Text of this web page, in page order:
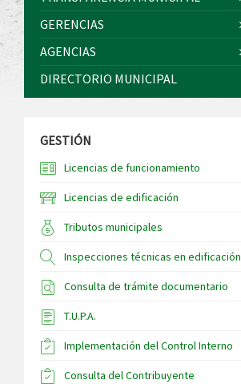
GERENCIAS
AGENCIAS
DIRECTORIO MUNICIPAL
GESTIÓN
Licencias de funcionamiento
Licencias de edificación
Tributos municipales
Inspecciones técnicas en edificación
Consulta de trámite documentario
T.U.P.A.
Implementación del Control Interno
Consulta del Contribuyente